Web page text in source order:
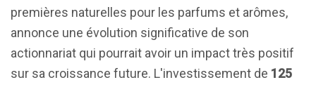
premières naturelles pour les parfums et arômes,
annonce une évolution significative de son
actionnariat qui pourrait avoir un impact très positif
sur sa croissance future. L'investissement de 125